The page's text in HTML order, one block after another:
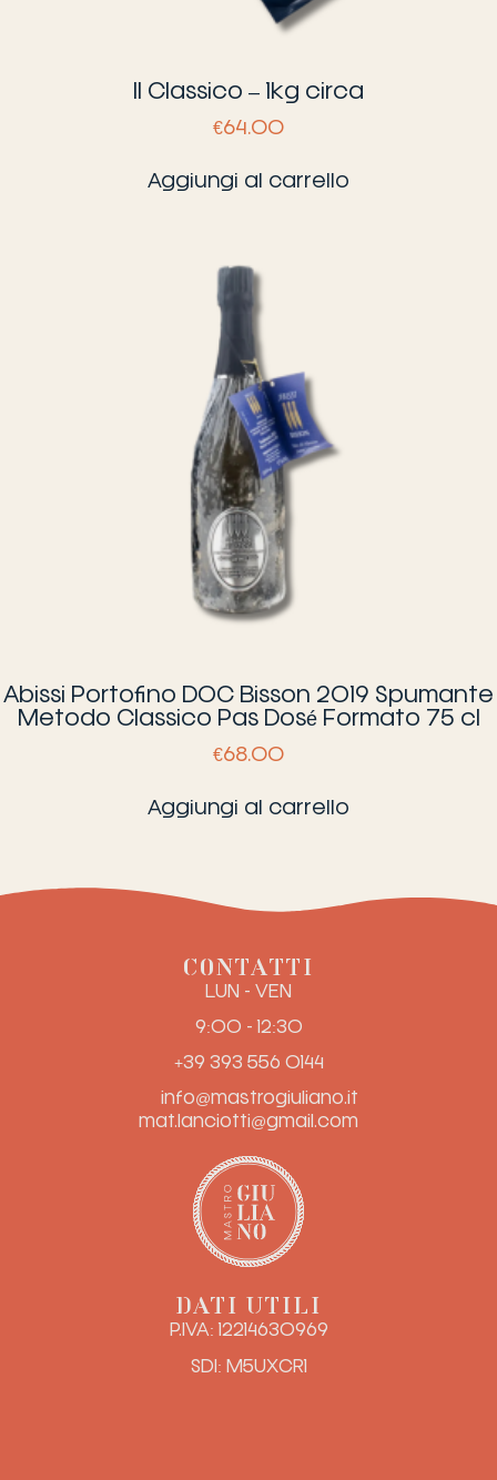
Il Classico – 1kg circa
€64.00
Aggiungi al carrello
Abissi Portofino DOC Bisson 2019 Spumante
Metodo Classico Pas Dosé Formato 75 cl
€68.00
Aggiungi al carrello
CONTATTI
LUN - VEN
9:00 - 12:30
+39 393 556 0144
info@mastrogiuliano.it
mat.lanciotti@gmail.com
DATI UTILI
P.IVA: 12214630969
SDI: M5UXCR1